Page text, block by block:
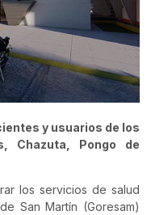
y usuarios de los
Chazuta, Pongo de
los servicios de salud
San Martín (Goresam)